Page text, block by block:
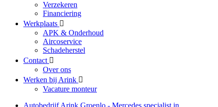
Verzekeren
Financiering
Werkplaats
APK & Onderhoud
Aircoservice
Schadeherstel
Contact
Over ons
Werken bij Arink
Vacature monteur
Autobedrijf Arink Groenlo - Mercedes specialist in